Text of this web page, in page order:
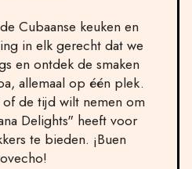
Cubaanse keuken en
in elk gerecht dat we
en ontdek de smaken
allemaal op één plek.
de tijd wilt nemen om
Delights" heeft voor
te bieden. ¡Buen